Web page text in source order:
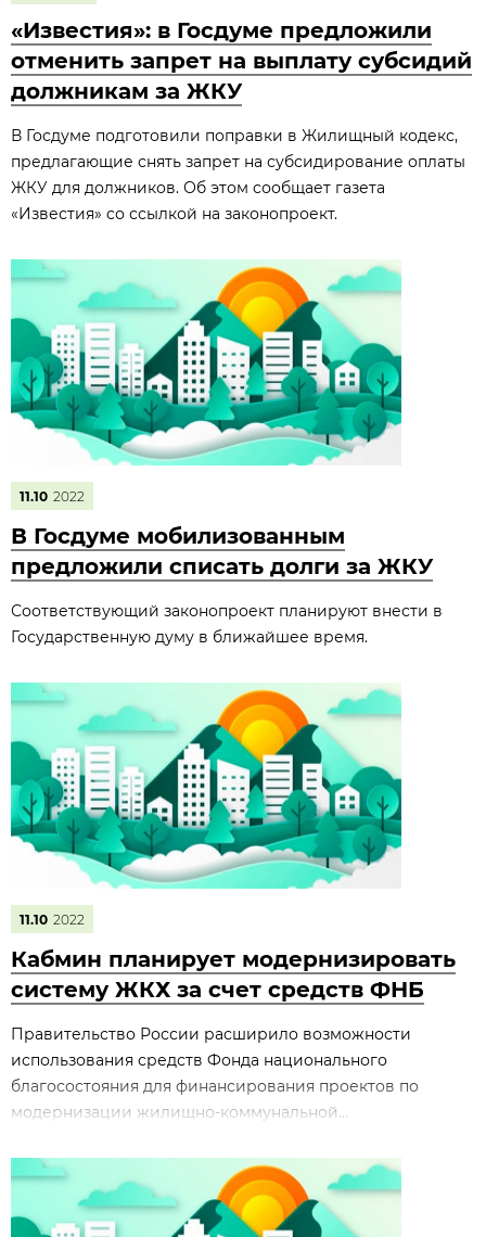
«Известия»: в Госдуме предложили
отменить запрет на выплату субсидий
должникам за ЖКУ
В Госдуме подготовили поправки в Жилищный кодекс,
предлагающие снять запрет на субсидирование оплаты
ЖКУ для должников. Об этом сообщает газета
«Известия» со ссылкой на законопроект.
11.10 2022
В Госдуме мобилизованным
предложили списать долги за ЖКУ
Соответствующий законопроект планируют внести в
Государственную думу в ближайшее время.
11.10 2022
Кабмин планирует модернизировать
систему ЖКХ за счет средств ФНБ
Правительство России расширило возможности
использования средств Фонда национального
благосостояния для финансирования проектов по
модернизации жилищно-коммунальной...